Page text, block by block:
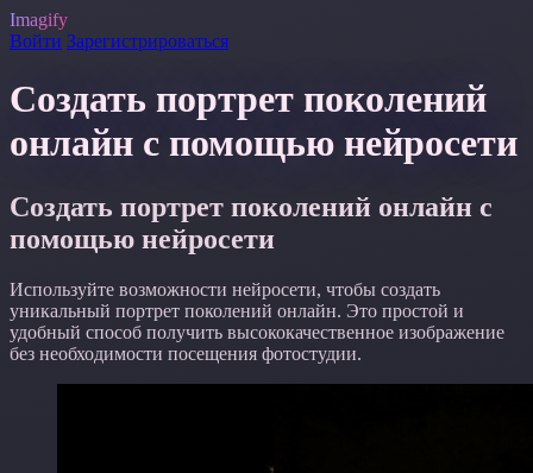
Imagify
Войти Зарегистрироваться
Создать портрет поколений
онлайн с помощью нейросети
Создать портрет поколений онлайн с
помощью нейросети
Используйте возможности нейросети, чтобы создать
уникальный портрет поколений онлайн. Это простой и
удобный способ получить высококачественное изображение
без необходимости посещения фотостудии.